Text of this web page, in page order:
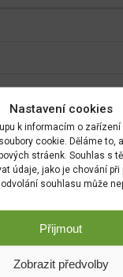
Nastavení cookies
k informacím o zařízení
cookie. Děláme to,
stráenk. Souhlas s
údaje, jako je chování
souhlasu může
Přijmout
Zobrazit předvolby
15ks Sadb.
DO